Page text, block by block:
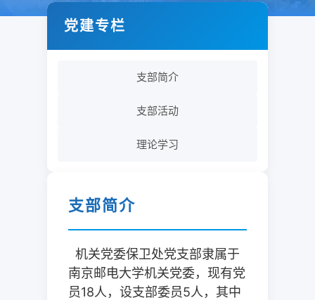
党建专栏
支部简介
支部活动
理论学习
支部简介
机关党委保卫处党支部隶属于
南京邮电大学机关党委，现有党
员18人，设支部委员5人，其中